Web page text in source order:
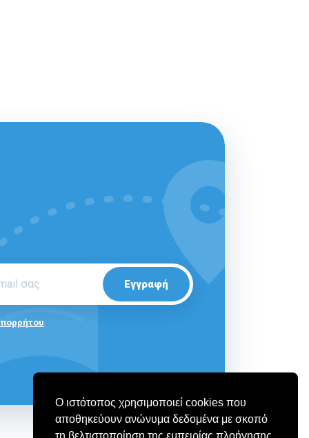
Ο ιστότοπος χρησιμοποιεί cookies που
αποθηκεύουν ανώνυμα δεδομένα με σκοπό
Εγγραφή